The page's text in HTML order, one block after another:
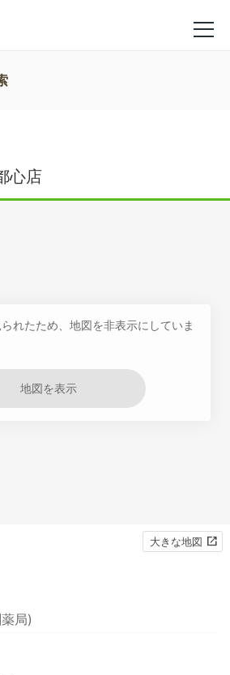
心店
れたため、地図を非表示にしていま
地図を表示
大きな地図
局)